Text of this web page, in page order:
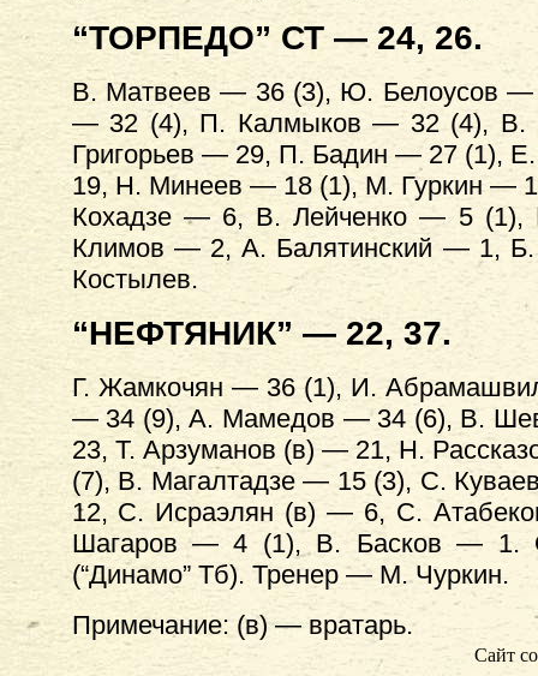
“ТОРПЕДО” СТ — 24, 26.
В. Матвеев — 36 (3), Ю. Белоусов —
— 32 (4), П. Калмыков — 32 (4), В.
Григорьев — 29, П. Бадин — 27 (1),
19, Н. Минеев — 18 (1), М. Гуркин —
Кохадзе — 6, В. Лейченко — 5
Климов — 2, А. Балятинский — 1,
Костылев.
“НЕФТЯНИК” — 22, 37.
Г. Жамкочян — 36 (1), И.
— 34 (9), А. Мамедов — 34 (6), В.
23, Т. Арзуманов (в) — 21, Н.
(7), В. Магалтадзе — 15 (3), С.
12, С. Исраэлян (в) — 6, С.
Шагаров — 4 (1), В. Басков — 1.
(“Динамо” Тб). Тренер — М. Чуркин.
Примечание: (в) — вратарь.
Сайт